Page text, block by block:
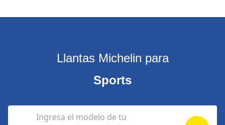
Llantas Michelin para
Sports
Ingresa el modelo de tu